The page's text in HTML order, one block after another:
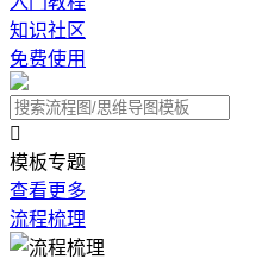
知识社区
免费使用

模板专题
查看更多
流程梳理